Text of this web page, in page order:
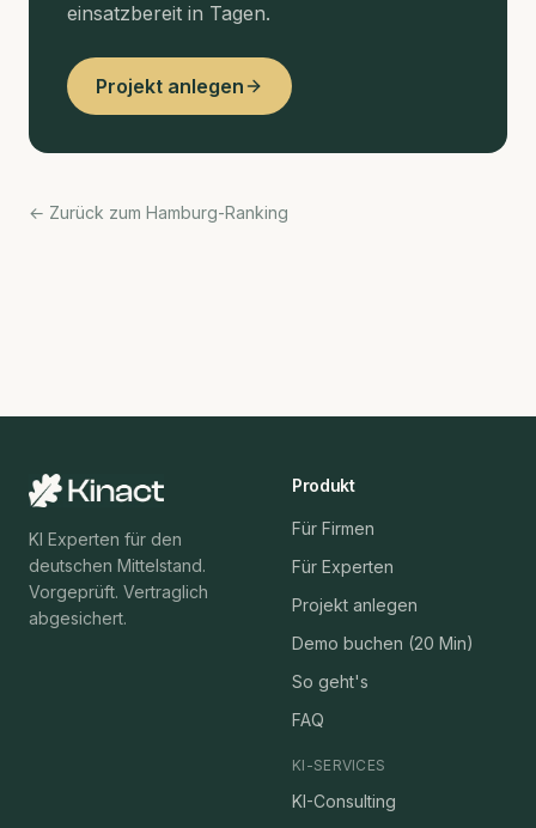
einsatzbereit in Tagen.
Projekt anlegen
← Zurück zum Hamburg-Ranking
KI Experten für den
deutschen Mittelstand.
Vorgeprüft. Vertraglich
abgesichert.
Produkt
Für Firmen
Für Experten
Projekt anlegen
Demo buchen (20 Min)
So geht's
FAQ
KI-SERVICES
KI-Consulting